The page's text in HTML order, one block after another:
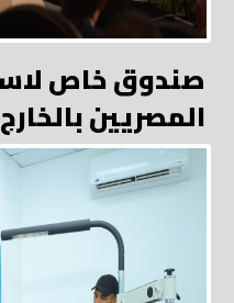
صندوق خاص
المصريين بالخارج